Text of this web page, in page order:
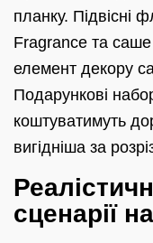
планку. Підвісні
Fragrance та саше
елемент декору
Подарункові
коштуватимуть
вигідніша за
сценарії